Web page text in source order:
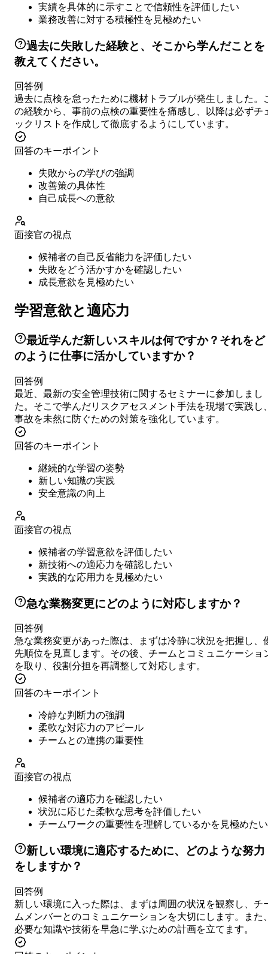
実績を具体的に示すことで信頼性を評価したい
業務改善に対する積極性を見極めたい
過去に失敗した経験と、そこから学んだことを
教えてください。
回答例
過去に点検を怠ったために機材トラブルが発生しました。
の経験から、事前の点検の重要性を痛感し、以降は必ずチ
ックリストを作成して徹底するようにしています。
回答のキーポイント
失敗からの学びの強調
改善策の具体性
自己成長への意欲
面接官の視点
候補者の自己反省能力を評価したい
失敗をどう活かすかを確認したい
成長意欲を見極めたい
学習意欲と適応力
最近学んだ新しいスキルは何ですか？それをど
のように仕事に活かしていますか？
回答例
最近、最新の安全管理技術に関するセミナーに参加しまし
た。そこで学んだリスクアセスメント手法を現場で実践し
事故を未然に防ぐための対策を強化しています。
回答のキーポイント
継続的な学習の姿勢
新しい知識の実践
安全意識の向上
面接官の視点
候補者の学習意欲を評価したい
新技術への適応力を確認したい
実践的な応用力を見極めたい
急な業務変更にどのように対応しますか？
回答例
急な業務変更があった際は、まずは冷静に状況を把握し、
先順位を見直します。その後、チームとコミュニケーショ
を取り、役割分担を再調整して対応します。
回答のキーポイント
冷静な判断力の強調
柔軟な対応力のアピール
チームとの連携の重要性
面接官の視点
候補者の適応力を確認したい
状況に応じた柔軟な思考を評価したい
チームワークの重要性を理解しているかを見極めたい
新しい環境に適応するために、どのような努力
をしますか？
回答例
新しい環境に入った際は、まずは周囲の状況を観察し、チ
ムメンバーとのコミュニケーションを大切にします。また
必要な知識や技術を早急に学ぶための計画を立てます。